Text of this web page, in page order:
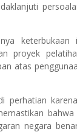
keterbukaan
proyek
atas
perhatian
negara